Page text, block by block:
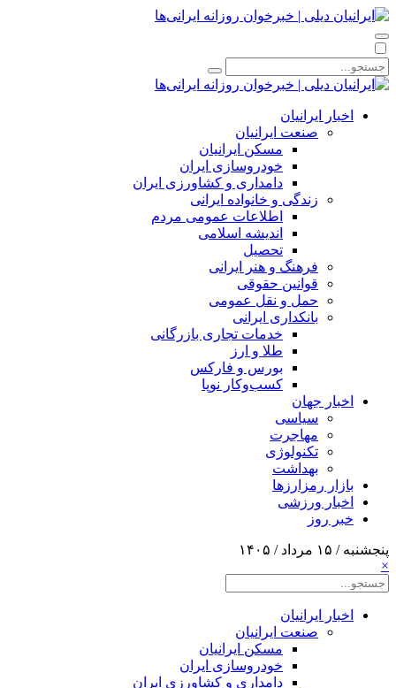
اخبار ایرانیان
صنعت ایرانیان
مسکن ایرانیان
خودروسازی ایران
دامداری و کشاورزی ایران
زندگی و خانواده ایرانی
اطلاعات عمومی مردم
اندیشه اسلامی
تحصیل
فرهنگ و هنر ایرانی
قوانین حقوقی
حمل و نقل عمومی
بانکداری ایرانی
خدمات تجاری بازرگانی
طلا و ارز
بورس و فارکس
کسب‌وکار نوپا
اخبار جهان
سیاسی
مهاجرت
تکنولوژی
بهداشت
بازار رمزارزها
اخبار ورزشی
خبر روز
پنجشنبه / ۱۵ مرداد / ۱۴۰۵
×
اخبار ایرانیان
صنعت ایرانیان
مسکن ایرانیان
خودروسازی ایران
دامداری و کشاورزی ایران